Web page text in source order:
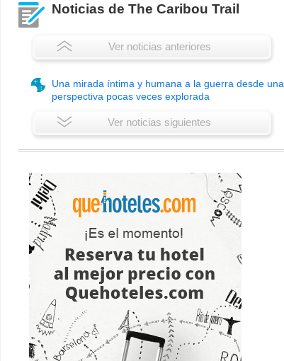
Noticias de The Caribou Trail
Ver noticias anteriores
Una mirada íntima y humana a la guerra desde una
perspectiva pocas veces explorada
Ver noticias siguientes